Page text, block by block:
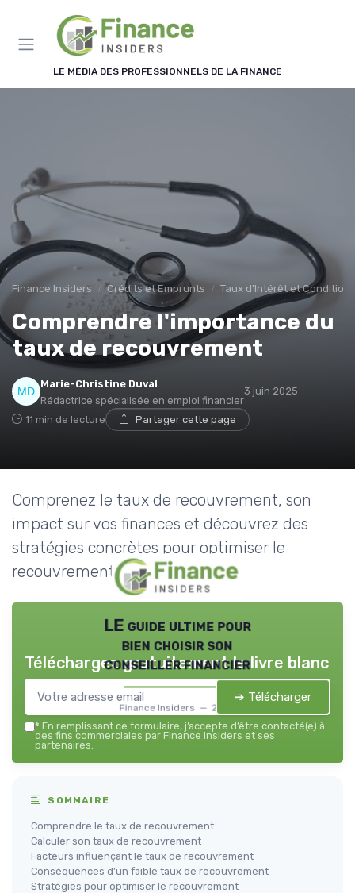
LE MÉDIA DES PROFESSIONNELS DE LA FINANCE
Finance Insiders Crédits et Emprunts Taux d'Intérêt et
Comprendre l'importance du
taux de recouvrement
Marie-Christine Duval
Rédactrice spécialisée en emploi financier
3 juin 2025
11 min de lecture Partager cette page
Comprenez le taux de recouvrement, son
impact sur vos finances et découvrez des
stratégies concrètes pour optimiser le
recouvrement de vos créances.
LE guide ultime pour
bien choisir son
conseiller financier
Finance Insiders — 2026
Téléchargez gratuitement le livre blanc
➔ Télécharger
* En remplissant ce formulaire, j’accepte d’être contacté(e) à
des fins commerciales par Finance Insiders et ses
partenaires.
SOMMAIRE
Comprendre le taux de recouvrement
Calculer son taux de recouvrement
Facteurs influençant le taux de recouvrement
Conséquences d’un faible taux de recouvrement
Stratégies pour optimiser le recouvrement